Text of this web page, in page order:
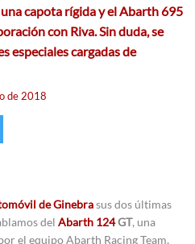
capota rígida y el Abarth 695
con Riva. Sin duda, se
especiales cargadas de
de 2018
de Ginebrasus dos últimas
del Abarth 124GT, una
el equipo Abarth Racing Team,